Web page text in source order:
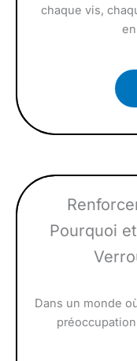
chaque vis,
Pourquoi
Dans un monde